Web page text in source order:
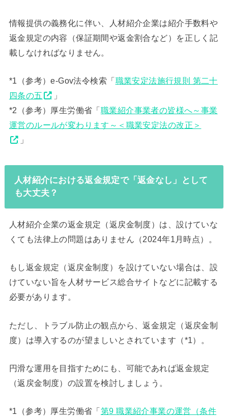
情報提供の義務化に伴い、人材紹介企業は紹介手数料や
返金規定の内容（保証期間や返金割合など）を正しく記
載しなければなりません。
*1（参考）e-Gov法令検索「 職業安定法施行規則 第二十
四条の五
」
*2（参考）厚生労働省「 職業紹介事業者の皆様へ～事業
運営のルールが変わります～＜職業安定法の改正＞
」
人材紹介における返金規定で「返金なし」として
も大丈夫？
人材紹介企業の返金規定（返戻金制度）は、設けていな
くても法律上の問題はありません（2024年1月時点）。
もし返金規定（返戻金制度）を設けていない場合は、設
けていない旨を人材サービス総合サイトなどに記載する
必要があります。
ただし、トラブル防止の観点から、返金規定（返戻金制
度）は導入するのが望ましいとされています（*1）。
円滑な運用を目指すためにも、可能であれば返金規定
（返戻金制度）の設置を検討しましょう。
*1（参考）厚生労働省「 第9 職業紹介事業の運営（条件